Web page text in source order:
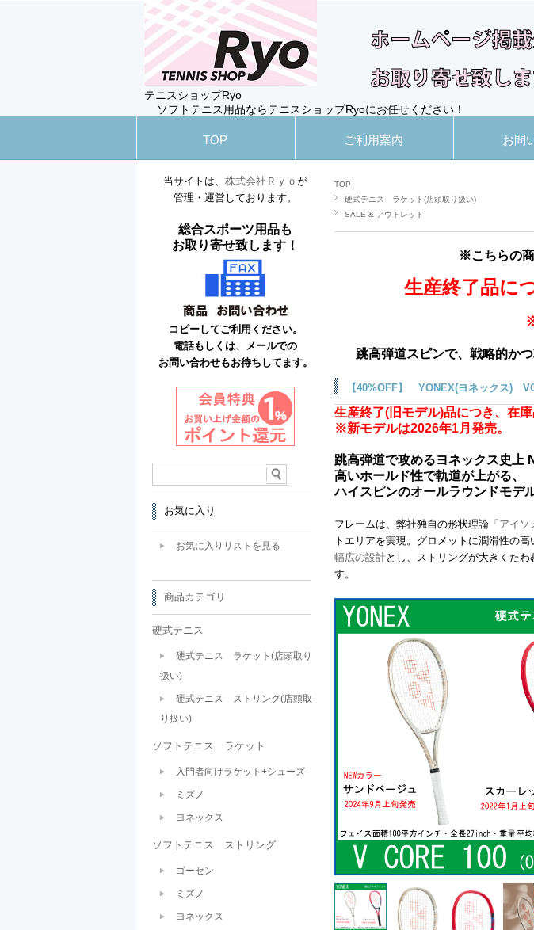
テニスショップRyo
ソフトテニス用品ならテニスショップRyoにお任せください！
TOP ご利用案内 お問
TOP
硬式テニス ラケット(店頭取り扱い)
SALE & アウトレット
※こちらの商
生産終了品に
跳高弾道スピンで、戦略的か
【40%OFF】 YONEX(ヨネックス)
生産終了(旧モデル)品につき、在
※新モデルは2026年1月発売。
跳高弾道で攻めるヨネックス史上
高いホールド性で軌道が上がる、
ハイスピンのオールラウンドモデル
フレームは、弊社独自の形状理論 「アイソ
トエリアを実現。グロメットに潤滑性の高
幅広の設計とし、ストリングが大きくた
す。
当サイトは、 株式会社Ｒｙｏ が
管理・運営しております。
総合スポーツ用品も
お取り寄せ致します！
コピーしてご利用ください。
電話もしくは、メールでの
お問い合わせもお待ちしてます。
お気に入り
お気に入りリストを見る
商品カテゴリ
硬式テニス
硬式テニス ラケット(店頭取り
扱い)
硬式テニス ストリング(店頭取
り扱い)
ソフトテニス ラケット
入門者向けラケット+シューズ
ミズノ
ヨネックス
ソフトテニス ストリング
ゴーセン
ミズノ
ヨネックス